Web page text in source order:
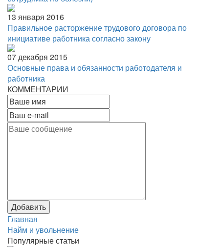
13 января 2016
Правильное расторжение трудового договора по
инициативе работника согласно закону
07 декабря 2015
Основные права и обязанности работодателя и
работника
КОММЕНТАРИИ
Добавить
Главная
Найм и увольнение
Популярные статьи